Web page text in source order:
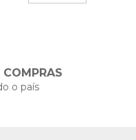
o país